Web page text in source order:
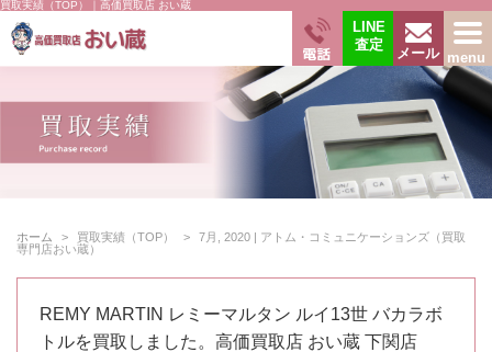
買取実績（TOP）｜高価買取店 おい蔵
電話
LINE
査定
メール menu
ホーム 買取実績（TOP）
7月, 2020 | アトム・コミュニケーションズ（買取
専門店おい蔵）
REMY MARTIN レミーマルタン ルイ13世 バカラボ
トルを買取しました。高価買取店 おい蔵 下関店